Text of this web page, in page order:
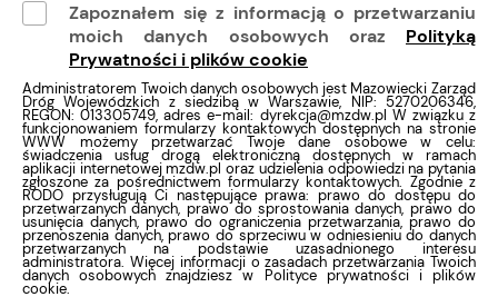
Zapoznałem się z informacją o przetwarzaniu
moich danych osobowych oraz Polityką
Prywatności i plików cookie
Administratorem Twoich danych osobowych jest Mazowiecki Zarząd
Dróg Wojewódzkich z siedzibą w Warszawie, NIP: 5270206346,
REGON: 013305749, adres e-mail: dyrekcja@mzdw.pl W związku z
funkcjonowaniem formularzy kontaktowych dostępnych na stronie
WWW możemy przetwarzać Twoje dane osobowe w celu:
świadczenia usług drogą elektroniczną dostępnych w ramach
aplikacji internetowej mzdw.pl oraz udzielenia odpowiedzi na pytania
zgłoszone za pośrednictwem formularzy kontaktowych. Zgodnie z
RODO przysługują Ci następujące prawa: prawo do dostępu do
przetwarzanych danych, prawo do sprostowania danych, prawo do
usunięcia danych, prawo do ograniczenia przetwarzania, prawo do
przenoszenia danych, prawo do sprzeciwu w odniesieniu do danych
przetwarzanych na podstawie uzasadnionego interesu
administratora. Więcej informacji o zasadach przetwarzania Twoich
danych osobowych znajdziesz w Polityce prywatności i plików
cookie.